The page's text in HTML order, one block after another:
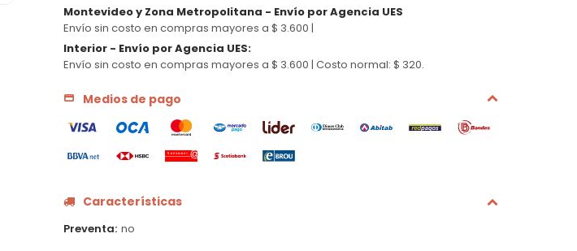
Montevideo y Zona Metropolitana - Envío por Agencia UES
Envío sin costo en compras mayores a $ 3.600 |
Interior - Envío por Agencia UES:
Envío sin costo en compras mayores a $ 3.600 | Costo normal: $ 320.
Medios de pago
Características
Preventa no